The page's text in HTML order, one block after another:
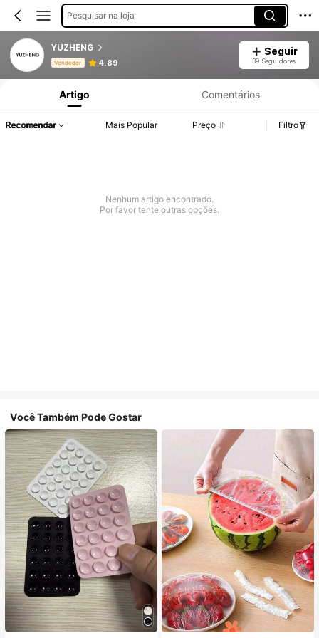
Pesquisar na loja
YUZHENG
Vendedor 4.89
Seguir
39 Seguidores
Informações do Produto: Divulgação de Preço, Vendas e Detalhes de Stock.
Artigo Comentários
Recomendar Mais Popular Preço Filtro
Nenhum artigo encontrado.
Por favor tente outras opções.
Você Também Pode Gostar